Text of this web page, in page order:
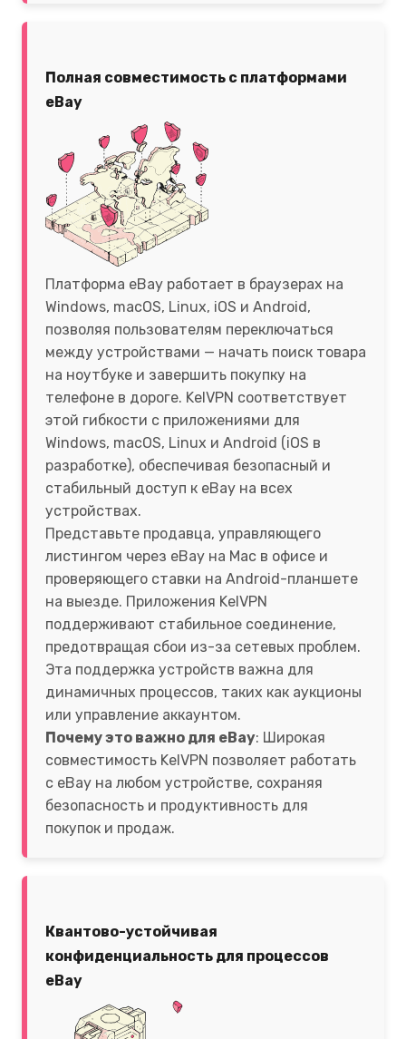
Полная совместимость с платформами
eBay
Платформа eBay работает в браузерах на
Windows, macOS, Linux, iOS и Android,
позволяя пользователям переключаться
между устройствами — начать поиск товара
на ноутбуке и завершить покупку на
телефоне в дороге. KelVPN соответствует
этой гибкости с приложениями для
Windows, macOS, Linux и Android (iOS в
разработке), обеспечивая безопасный и
стабильный доступ к eBay на всех
устройствах.
Представьте продавца, управляющего
листингом через eBay на Mac в офисе и
проверяющего ставки на Android-планшете
на выезде. Приложения KelVPN
поддерживают стабильное соединение,
предотвращая сбои из-за сетевых проблем.
Эта поддержка устройств важна для
динамичных процессов, таких как аукционы
или управление аккаунтом.
Почему это важно для eBay: Широкая
совместимость KelVPN позволяет работать
с eBay на любом устройстве, сохраняя
безопасность и продуктивность для
покупок и продаж.
Квантово-устойчивая
конфиденциальность для процессов
eBay